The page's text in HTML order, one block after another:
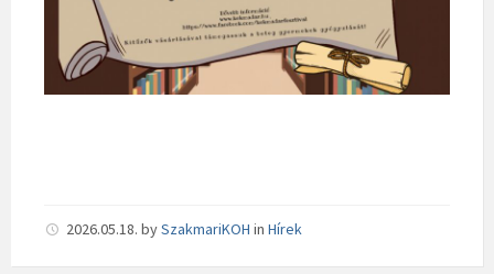
2026.05.18. bySzakmariKOH in Hírek